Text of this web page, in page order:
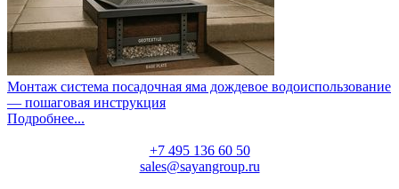
Монтаж система посадочная яма дождевое водоиспользование
— пошаговая инструкция
Подробнее...
+7 495 136 60 50
sales@sayangroup.ru